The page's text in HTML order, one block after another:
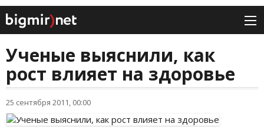
Ученые выяснили, как
рост влияет на здоровье
25 сентября 2011, 00:00